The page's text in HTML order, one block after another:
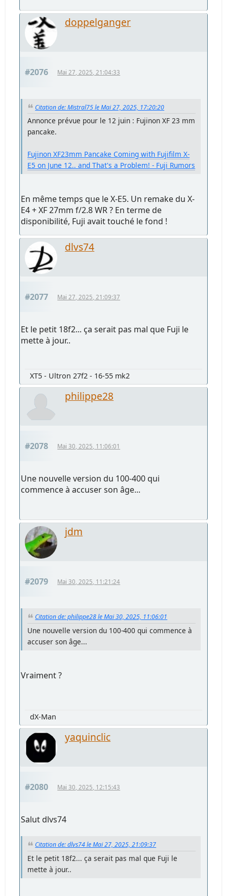
doppelganger
#2076 Mai 27, 2025, 21:04:33
Citation de: Mistral75 le Mai 27, 2025, 17:20:20
Annonce prévue pour le 12 juin : Fujinon XF 23 mm
pancake.
Fujinon XF23mm Pancake Coming with Fujifilm X-
E5 on June 12.. and That's a Problem! - Fuji Rumors
En même temps que le X-E5. Un remake du X-
E4 + XF 27mm f/2.8 WR ? En terme de
disponibilité, Fuji avait touché le fond !
dlvs74
#2077 Mai 27, 2025, 21:09:37
Et le petit 18f2... ça serait pas mal que Fuji le
mette à jour..
XT5 - Ultron 27f2 - 16-55 mk2
philippe28
#2078 Mai 30, 2025, 11:06:01
Une nouvelle version du 100-400 qui
commence à accuser son âge...
jdm
#2079 Mai 30, 2025, 11:21:24
Citation de: philippe28 le Mai 30, 2025, 11:06:01
Une nouvelle version du 100-400 qui commence à
accuser son âge...
Vraiment ?
dX-Man
yaquinclic
#2080 Mai 30, 2025, 12:15:43
Salut dlvs74
Citation de: dlvs74 le Mai 27, 2025, 21:09:37
Et le petit 18f2... ça serait pas mal que Fuji le
mette à jour..